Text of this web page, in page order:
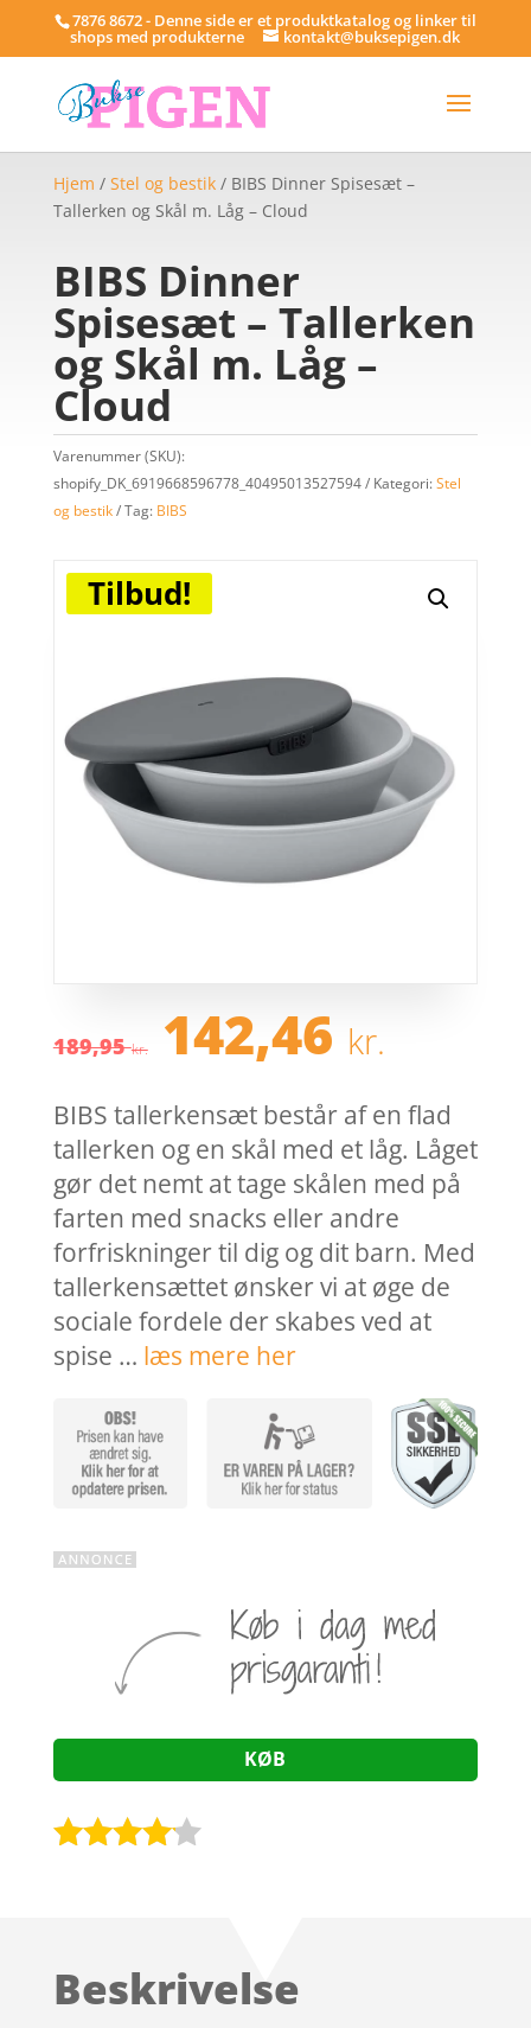
7876 8672 - Denne side er et produktkatalog og linker til
shops med produkterne kontakt@buksepigen.dk
Hjem / Stel og bestik/ BIBS Dinner Spisesæt –
Tallerken og Skål m. Låg – Cloud
BIBS Dinner
Spisesæt – Tallerken
og Skål m. Låg –
Cloud
Varenummer (SKU):
shopify_DK_6919668596778_40495013527594
Kategori:Stel
og bestik
Tag: BIBS
Tilbud!
189,95kr. Den
oprindelige
pris
var:
189,95 kr..
142,46 kr.
pris
er:
BIBS tallerkensæt består af en flad
tallerken og en skål med et låg. Låget
gør det nemt at tage skålen med på
farten med snacks eller andre
forfriskninger til dig og dit barn. Med
tallerkensættet ønsker vi at øge de
sociale fordele der skabes ved at
spise … læs mere her
KØB
på
Beskrivelse